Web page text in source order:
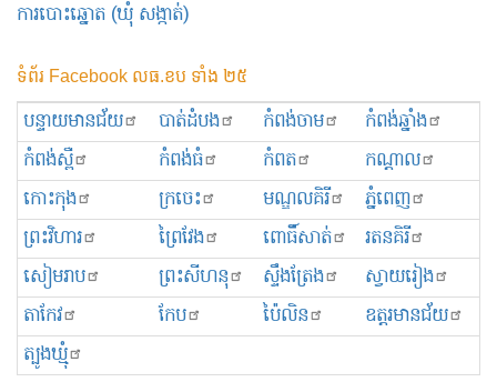
ការបោះឆ្នោត (ឃុំ សង្កាត់)
ទំព័រ Facebook លធ.ខប ទាំង ២៥
បន្ទាយមានជ័យ បាត់ដំបង កំពង់ចាម
កំពង់ឆ្នាំង
កំពង់ស្ពឺ
កំពង់ធំ កំពត
កណ្ដាល
កោះកុង
ក្រចេះ មណ្ឌលគិរី
ភ្នំពេញ
ព្រះ​វិហារ
ព្រៃវែង ពោធិ៍សាត់
រតនគិរី
សៀមរាប
ព្រះសីហនុ ស្ទឹងត្រែង
ស្វាយរៀង
តាកែវ
កែប ប៉ៃលិន
ឧត្ដរមានជ័យ
ត្បូងឃ្មុំ